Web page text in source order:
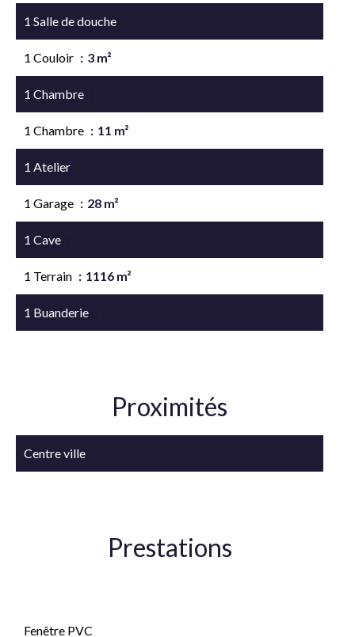
1 Salle de douche
1 Couloir 3 m²
1 Chambre
1 Chambre 11 m²
1 Atelier
1 Garage 28 m²
1 Cave
1 Terrain 1116 m²
1 Buanderie
Proximités
Centre ville
Prestations
Fenêtre PVC